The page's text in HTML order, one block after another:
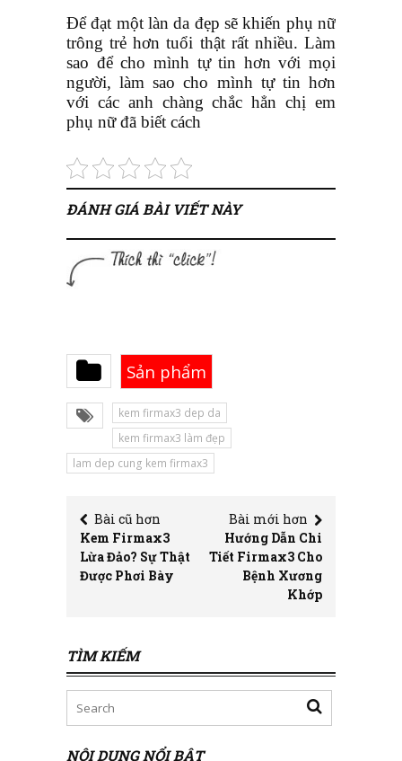
Để đạt một làn da đẹp sẽ khiến phụ nữ
trông trẻ hơn tuổi thật rất nhiều. Làm
sao để cho mình tự tin hơn với mọi
người, làm sao cho mình tự tin hơn
với các anh chàng chắc hẳn chị em
phụ nữ đã biết cách
ĐÁNH GIÁ BÀI VIẾT NÀY
Sản phẩm
kem firmax3 dep da
kem firmax3 làm đẹp
lam dep cung kem firmax3
Bài cũ hơn
Kem Firmax3
Lừa Đảo? Sự Thật
Được Phơi Bày
Bài mới hơn
Hướng Dẫn Chi
Tiết Firmax3 Cho
Bệnh Xương
Khớp
TÌM KIẾM
NỘI DUNG NỔI BẬT